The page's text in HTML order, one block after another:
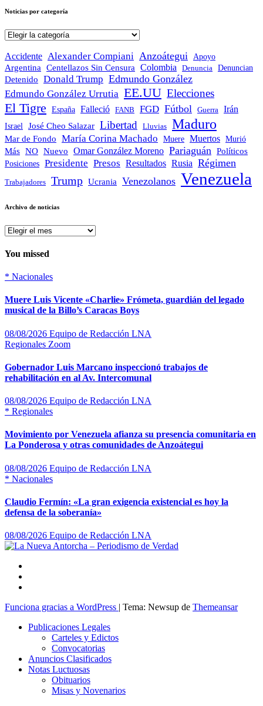
Noticias por categoría
Noticias
categoría
Accidente Alexander Compiani Anzoátegui
Apoyo
Argentina
Centellazos Sin Censura Colombia Denuncia
Denuncian
Detenido
Donald Trump Edmundo González
Edmundo González Urrutia EE.UU Elecciones
El Tigre España Falleció FANB FGD Fútbol Guerra Irán
Israel José Cheo Salazar Libertad Lluvias Maduro
Mar de Fondo María Corina Machado Muere Muertos Murió
Más NO Nuevo Omar González Moreno Pariaguán Políticos
Posiciones Presidente Presos Resultados Rusia Régimen
Trabajadores Trump Ucrania Venezolanos Venezuela
Archivo de noticias
Archivo
noticias
You missed
* Nacionales
Muere Luis Vicente «Charlie» Frómeta, guardián del legado
musical de la Billo’s Caracas Boys
08/08/2026 Equipo de Redacción LNA
Regionales Zoom
Gobernador Luis Marcano inspeccionó trabajos de
rehabilitación en al Av. Intercomunal
08/08/2026 Equipo de Redacción LNA
* Regionales
Movimiento por Venezuela afianza su presencia comunitaria en
La Ponderosa y otras comunidades de Anzoátegui
08/08/2026 Equipo de Redacción LNA
* Nacionales
Claudio Fermín: «La gran exigencia existencial es hoy la
defensa de la soberanía»
08/08/2026 Equipo de Redacción LNA
Funciona gracias a WordPress | Tema: Newsup de Themeansar
Publicaciones Legales
Carteles y Edictos
Convocatorias
Anuncios Clasificados
Notas Luctuosas
Obituarios
Misas y Novenarios